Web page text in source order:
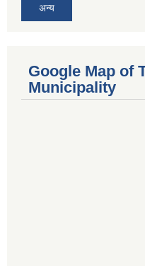
अन्य
Google Map of
Municipality